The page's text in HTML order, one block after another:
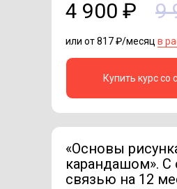
или от 817 ₽/месяц в
9
4 900 ₽
Купить курс со
«Основы
карандашом». С
связью на 12